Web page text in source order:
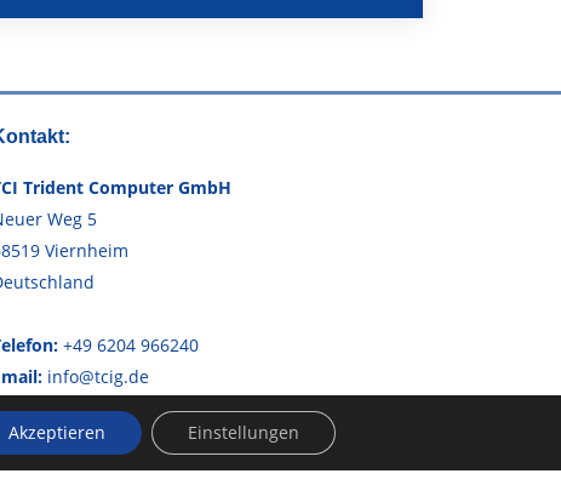
Trident Computer GmbH
Weg 5
Viernheim
+49 6204 966240
info@tcig.de
Akzeptieren Einstellungen